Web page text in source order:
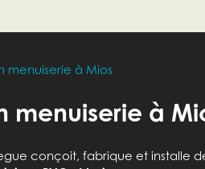
menuiserie à Mios
menuiserie à
conçoit, fabrique et installe